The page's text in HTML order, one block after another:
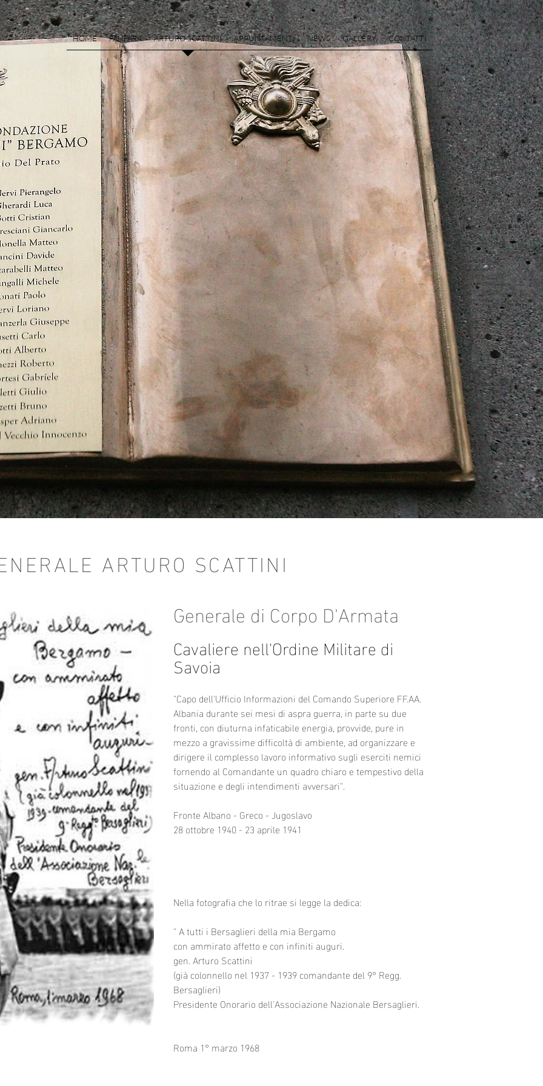
HOME FANFARA ARTURO SCATTINI APPUNTAMENTI NEWS GALLERY CONTATTI
ARTURO SCATTINI
Generale di Corpo D'Armata
Cavaliere nell'Ordine Militare di
Savoia
"Capo dell'Ufficio Informazioni del Comando Superiore FF.AA.
Albania durante sei mesi di aspra guerra, in parte su due
fronti, con diuturna infaticabile energia, provvide, pure in
mezzo a gravissime difficoltà di ambiente, ad organizzare e
dirigere il complesso lavoro informativo sugli eserciti nemici
fornendo al Comandante un quadro chiaro e tempestivo della
situazione e degli intendimenti avversari".
Fronte Albano - Greco - Jugoslavo
28 ottobre 1940 - 23 aprile 1941
Nella fotografia che lo ritrae si legge la dedica:
" A tutti i Bersaglieri della mia Bergamo
con ammirato affetto e con infiniti auguri.
gen. Arturo Scattini
(già colonnello nel 1937 - 1939 comandante del 9° Regg.
Bersaglieri)
Presidente Onorario dell'Associazione Nazionale Bersaglieri.
Roma 1° marzo 1968